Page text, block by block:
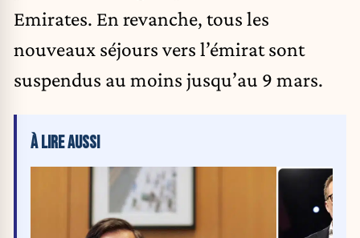
Emirates. En revanche, tous les
nouveaux séjours vers l’émirat sont
suspendus au moins jusqu’au 9 mars.
À LIRE AUSSI